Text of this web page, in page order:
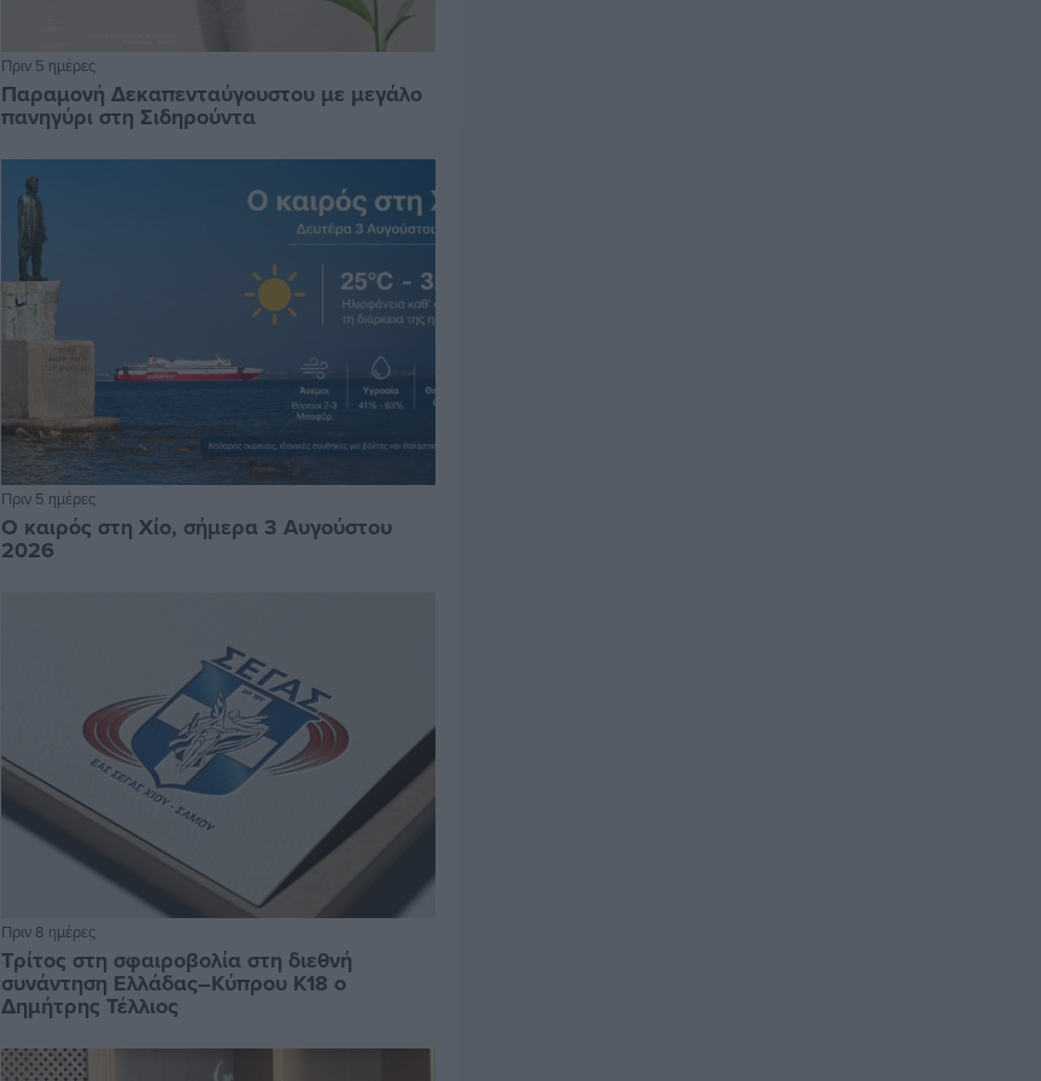
Πριν 5 ημέρες
Παραμονή Δεκαπενταύγουστου με μεγάλο
πανηγύρι στη Σιδηρούντα
Πριν 5 ημέρες
Ο καιρός στη Χίο, σήμερα 3 Αυγούστου
2026
Πριν 8 ημέρες
Τρίτος στη σφαιροβολία στη διεθνή
συνάντηση Ελλάδας–Κύπρου Κ18 ο
Δημήτρης Τέλλιος